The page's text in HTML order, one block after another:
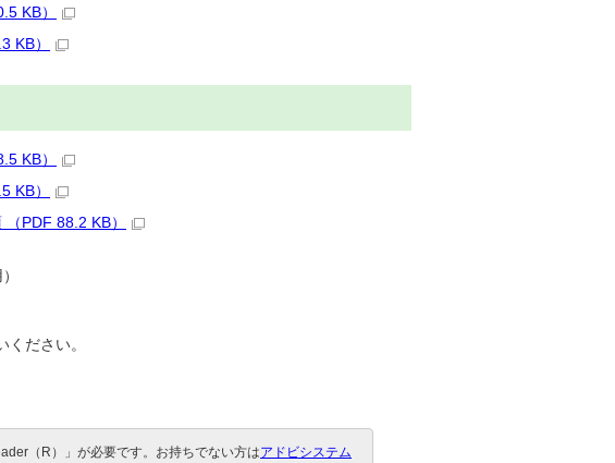
KB）
KB）
KB）
KB）
PDF 88.2 KB）
ださい。
（R）」が必要です。お持ちでない方はアドビシステム